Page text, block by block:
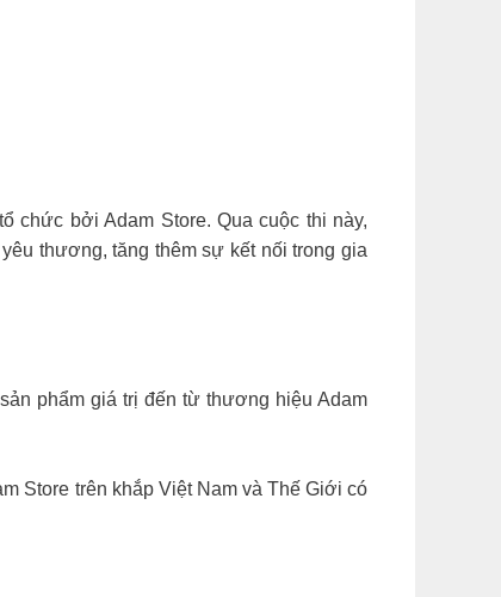
chức bởi Adam Store. Qua cuộc thi này,
thương, tăng thêm sự kết nối trong gia
phẩm giá trị đến từ thương hiệu Adam
Store trên khắp Việt Nam và Thế Giới có